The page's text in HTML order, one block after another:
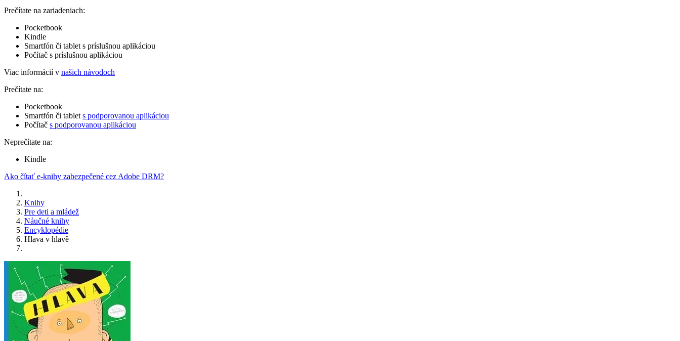
Prečítate na zariadeniach:
Pocketbook
Kindle
Smartfón či tablet s príslušnou aplikáciou
Počítač s príslušnou aplikáciou
Viac informácií v našich návodoch
Prečítate na:
Pocketbook
Smartfón či tablet s podporovanou aplikáciou
Počítač s podporovanou aplikáciou
Neprečítate na:
Kindle
Ako čítať e-knihy zabezpečené cez Adobe DRM?
Knihy
Pre deti a mládež
Náučné knihy
Encyklopédie
Hlava v hlavě